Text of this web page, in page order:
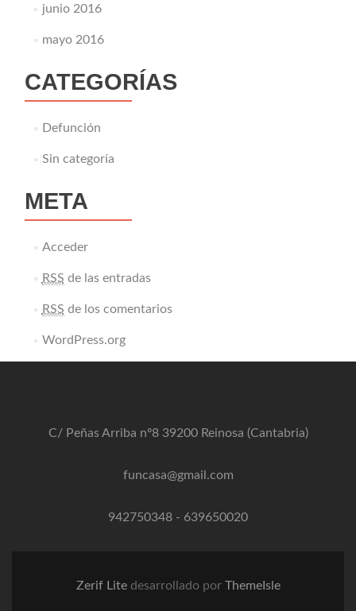
junio 2016
mayo 2016
CATEGORÍAS
Defunción
Sin categoría
META
Acceder
RSS de las entradas
RSS de los comentarios
WordPress.org
C/ Peñas Arriba nº8 39200 Reinosa (Cantabria)
funcasa@gmail.com
942750348 - 639650020
Zerif Lite desarrollado por ThemeIsle